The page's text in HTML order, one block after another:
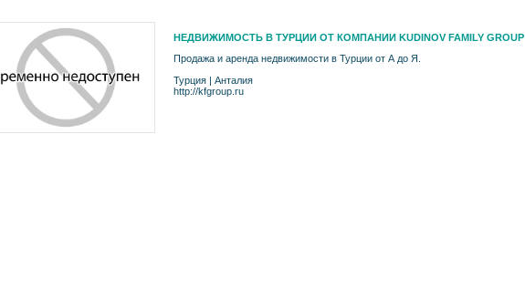
НЕДВИЖИМОСТЬ В ТУРЦИИ ОТ КОМПАНИИ KUDINOV FAMILY GROUP
Продажа и аренда недвижимости в Турции от А до Я.
Турция | Анталия
http://kfgroup.ru